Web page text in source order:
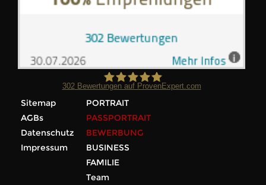
Foto Wilke
302Bewertungen auf ProvenExpert.com
Sitemap
AGBs
Datenschutz
Impressum
PORTRAIT
PASSPORTRAIT
BEWERBUNG
BUSINESS
FAMILIE
Team